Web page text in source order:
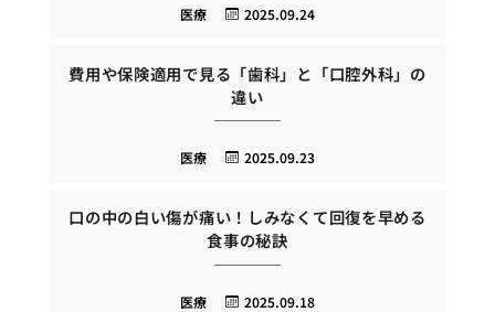
2025.09.24
医療
費用や保険適用で見る「歯科」と「口腔外科」の
違い
2025.09.23
医療
口の中の白い傷が痛い！しみなくて回復を早める
食事の秘訣
2025.09.18
医療